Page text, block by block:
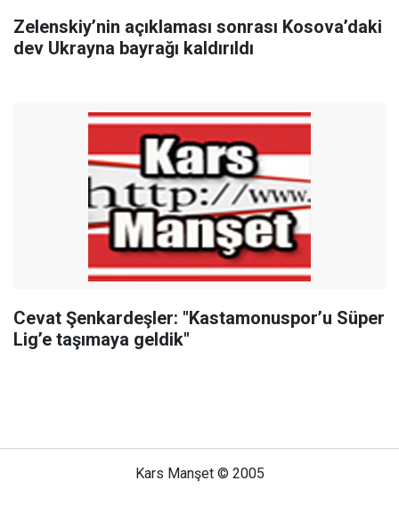
Zelenskiy’nin açıklaması sonrası Kosova’daki
dev Ukrayna bayrağı kaldırıldı
Cevat Şenkardeşler: "Kastamonuspor’u Süper
Lig’e taşımaya geldik"
Kars Manşet © 2005